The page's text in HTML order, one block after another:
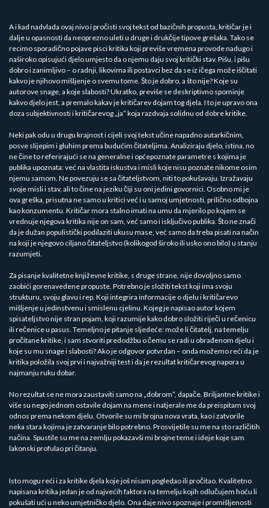
A i kad nadvlada ovaj nivo i pročisti svoj tekst od bazičnih propusta, kritičar je i
dalje u opasnosti da neoprezno uleti u druge i drukčije tipove grešaka. Tako se
recimo sporadično pojave pisci kritika koji previše vremena provode nadugo i
naširoko opisujući djelo umjesto da o njemu daju svoj kritički stav. Pišu, i pišu
dobro i zanimljivo – o radnji, likovima ili postavci bez da se iz ičega može iščitati
kakvo je njihovo mišljenje o svemu tome. Što je dobro, a što nije? Koje su
autorove snage, a koje slabosti? Ukratko, previše se deskriptivno spominje
kakvo djelo jest, a premalo kakav je kritičarev dojam tog djela. I to je upravo ona
doza subjektivnosti i kritičarevog „ja“ koja razdvaja solidnu od dobre kritike.
Neki pak odu u drugu krajnost i cijeli svoj tekst učine napadno autarkičnim,
posve slijepim i gluhim prema budućim čitateljima. Analiziraju djelo, istina, no
ne čine to referirajući se na generalne i općepoznate parametre s kojima je
publika upoznata: već na vlastita iskustva i misli koje nisu poznate nikome osim
njemu samom. Ne povezuju se sa čitateljstvom, niti to pokušavaju. Izražavaju
svoje misli i stav, ali to čine na jeziku čiji su oni jedini govornici. Osobno mi je
ova greška, prisutna ne samo u kritici već i u samoj umjetnosti, prilično odbojna
kao konzumentu. Kritičar mora stalno imati na umu da mjerilo po kojem se
vrednuje njegova kritika nije on sam, već samo i isključivo publika. Što ne znači
da je dužan populistički podilaziti ukusu mase, već samo da treba pisati na način
na koji je njegovo ciljano čitateljstvo (kolikogod široko ili usko ono bilo) u stanju
razumjeti.
Za pisanje kvalitetne književne kritike, s druge strane, nije dovoljno samo
zaobići gorenavedene propuste. Potrebno je složiti tekst koji ima svoju
strukturu, svoju glavu i rep. Koji integrira informacije o djelu i kritičarevo
mišljenje u jedinstvenu i smislenu cjelinu. Kojeg je napisao autor kojem
spisateljstvo nije stran pojam, koji razumije kako dobro složiti riječi u rečenicu
ili rečenice u pasus. Temeljno je pitanje sljedeće: može li čitatelj, na temelju
pročitane kritike, i sam stvoriti predodžbu o čemu se radi u obrađenom djelu i
koje su mu snage i slabosti? Ako je odgovor potvrdan – onda možemo reći da je
kritika položila svoj prvi i najvažniji test i da je rezultat kritičarevog napora u
najmanju ruku dobar.
No rezultat se ne mora zaustaviti samo na „dobrom“, dapače. Briljantne kritike i
više su nego jednom ostavile dojam na mene i natjerale me da preispitam svoj
odnos prema nekom djelu. Otvorile su mi brojna nova vrata, kao i zatvorile
neka stara kojima je zatvaranje bilo potrebno. Prosvijetile su me na sto različitih
načina. Spustile su me na zemlju pokazavši mi brojne teme i ideje koje sam
lakonski profulao pri čitanju.
Isto mogu reći i za kritike djela koje još nisam pogledao ili pročitao. Kvalitetno
napisana kritika jedan je od najvećih faktora na temelju kojih odlučujem hoću li
pokušati ući u neko umjetničko djelo. Ona daje nivo spoznaje i promišljenosti